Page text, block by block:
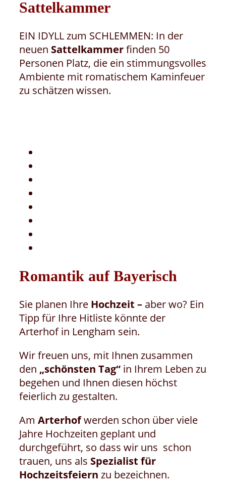
Sattelkammer
EIN IDYLL zum SCHLEMMEN: In der
neuen Sattelkammerfinden 50
Personen Platz, die ein stimmungsvolles
Ambiente mit romatischem Kaminfeuer
zu schätzen wissen.
Romantik auf Bayerisch
Sie planen Ihre Hochzeit – aber wo? Ein
Tipp für Ihre Hitliste könnte der
Arterhof in Lengham sein.
Wir freuen uns, mit Ihnen zusammen
den „schönsten Tag“ in Ihrem Leben zu
begehen und Ihnen diesen höchst
feierlich zu gestalten.
Am Arterhofwerden schon über viele
Jahre Hochzeiten geplant und
durchgeführt, so dass wir uns schon
trauen, uns als Spezialist für
Hochzeitsfeiern zu bezeichnen.